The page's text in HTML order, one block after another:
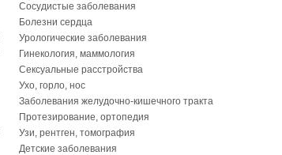
Сосудистые заболевания
Болезни сердца
Урологические заболевания
Гинекология, маммология
Сексуальные расстройства
Ухо, горло, нос
Заболевания желудочно-кишечного тракта
Протезирование, ортопедия
Узи, рентген, томография
Детские заболевания